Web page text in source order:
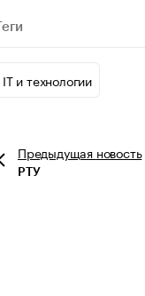
Теги
IT и технологии
Предыдущая новость
РТУ